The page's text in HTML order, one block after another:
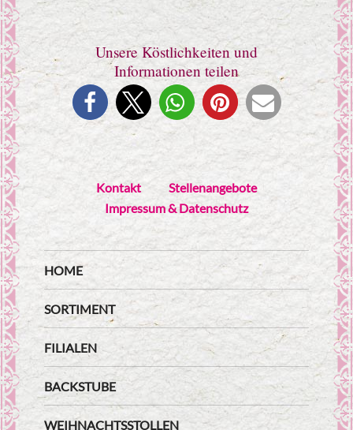
Unsere Köstlichkeiten und
Informationen teilen
Kontakt
Stellenangebote
Impressum & Datenschutz
HOME
SORTIMENT
FILIALEN
BACKSTUBE
WEIHNACHTSSTOLLEN